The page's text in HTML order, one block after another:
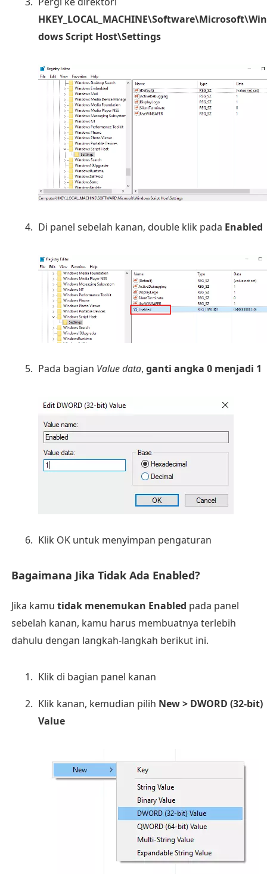
HKEY_LOCAL_MACHINE\Software\Microsoft\Win
dows Script Host\Settings
Di panel sebelah kanan, double klik pada Enabled
Pada bagian Value data, ganti angka 0 menjadi 1
Klik OK untuk menyimpan pengaturan
Bagaimana Jika Tidak Ada Enabled?
Jika kamu tidak menemukan Enabled pada panel
sebelah kanan, kamu harus membuatnya terlebih
dahulu dengan langkah-langkah berikut ini.
Klik di bagian panel kanan
Klik kanan, kemudian pilih New > DWORD (32-bit)
Value